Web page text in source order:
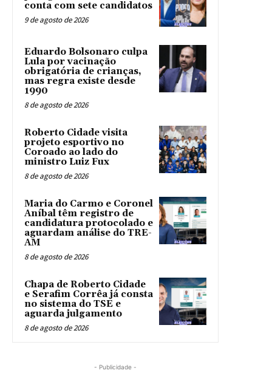
conta com sete candidatos
9 de agosto de 2026
Eduardo Bolsonaro culpa
Lula por vacinação
obrigatória de crianças,
mas regra existe desde
1990
8 de agosto de 2026
Roberto Cidade visita
projeto esportivo no
Coroado ao lado do
ministro Luiz Fux
8 de agosto de 2026
Maria do Carmo e Coronel
Aníbal têm registro de
candidatura protocolado e
aguardam análise do TRE-
AM
8 de agosto de 2026
Chapa de Roberto Cidade
e Serafim Corrêa já consta
no sistema do TSE e
aguarda julgamento
8 de agosto de 2026
- Publicidade -